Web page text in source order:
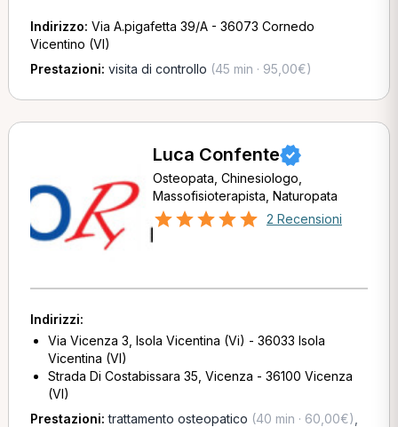
Indirizzo: Via A.pigafetta 39/A - 36073 Cornedo
Vicentino (VI)
Prestazioni: visita di controllo (45 min · 95,00€)
Luca Confente
Osteopata, Chinesiologo,
Massofisioterapista, Naturopata
2 Recensioni
Indirizzi:
Via Vicenza 3, Isola Vicentina (Vi) - 36033 Isola
Vicentina (VI)
Strada Di Costabissara 35, Vicenza - 36100 Vicenza
(VI)
Prestazioni:trattamento osteopatico (40 min · 60,00€)